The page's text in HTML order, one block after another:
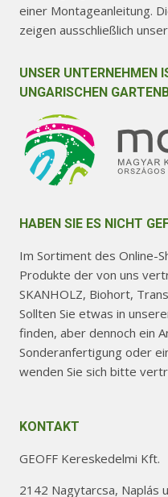
einer Montageanleitung.
zeigen ausschließlich
UNSER UNTERNEHMEN
UNGARISCHEN
HABEN SIE ES NICHT
Im Sortiment des Online-
Produkte der von uns
SKANHOLZ, Biohort,
Sollten Sie etwas in
finden, aber dennoch ein
Sonderanfertigung oder
wenden Sie sich bitte
KONTAKT
GEOFF Kereskedelmi Kft.
2142 Nagytarcsa, Naplás